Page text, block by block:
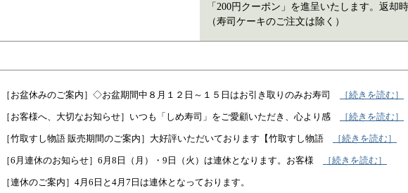
「200円クーポン」を進呈いたします。返却
（寿司ケーキのご注文は除く）
［お盆休みのご案内］◇お盆期間中８月１２日～１５日はお引き取りのみお寿司 ［続きを読む］
［お客様へ、大切なお知らせ］いつも「しめ寿司」をご愛顧いただき、心より感 ［続きを読む］
［竹取すし物語 販売期間のご案内］大好評いただいております【竹取すし物語 ［続きを読む］
［6月連休のお知らせ］6月8日（月）・9日（火）は連休となります。お客様 ［続きを読む］
［連休のご案内］4月6日と4月7日は連休となっております。